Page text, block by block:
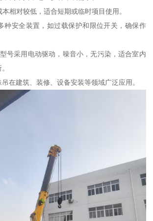
相对较低，适合短期或临时项目使用。
种安全装置，如过载保护和限位开关，确保作
号采用电动驱动，噪音小，无污染，适合室内
在建筑、装修、设备安装等领域广泛应用。